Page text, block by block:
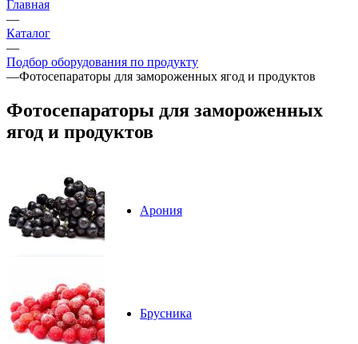
Главная
—
Каталог
—
Подбор оборудования по продукту
—Фотосепараторы для замороженных ягод и продуктов
Фотосепараторы для замороженных
ягод и продуктов
Арония
Брусника